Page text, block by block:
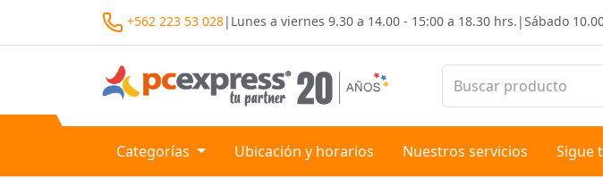
+562 223 53 028| Lunes a viernes 9.30 a 14.00 - 15:00 a 18.30 hrs. |Sábado
Categorías Ubicación y horarios Nuestros servicios Sigue